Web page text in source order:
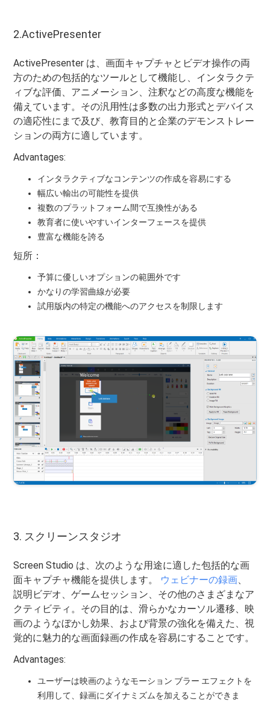
2.ActivePresenter
ActivePresenter は、画面キャプチャとビデオ操作の両
方のための包括的なツールとして機能し、インタラクテ
ィブな評価、アニメーション、注釈などの高度な機能を
備えています。その汎用性は多数の出力形式とデバイス
の適応性にまで及び、教育目的と企業のデモンストレー
ションの両方に適しています。
Advantages:
インタラクティブなコンテンツの作成を容易にする
幅広い輸出の可能性を提供
複数のプラットフォーム間で互換性がある
教育者に使いやすいインターフェースを提供
豊富な機能を誇る
短所：
予算に優しいオプションの範囲外です
かなりの学習曲線が必要
試用版内の特定の機能へのアクセスを制限します
3. スクリーンスタジオ
Screen Studio は、次のような用途に適した包括的な画
面キャプチャ機能を提供します。
ウェビナーの録画、
説明ビデオ、ゲームセッション、その他のさまざまなア
クティビティ。その目的は、滑らかなカーソル遷移、映
画のようなぼかし効果、および背景の強化を備えた、視
覚的に魅力的な画面録画の作成を容易にすることです。
Advantages:
ユーザーは映画のようなモーション ブラー エフェクトを
利用して、録画にダイナミズムを加えることができま